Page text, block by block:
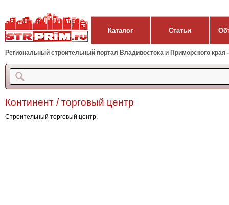
Каталог Статьи
Региональный строительный портал Владивостока и Приморского края
Континент / торговый центр
Строительный торговый центр.